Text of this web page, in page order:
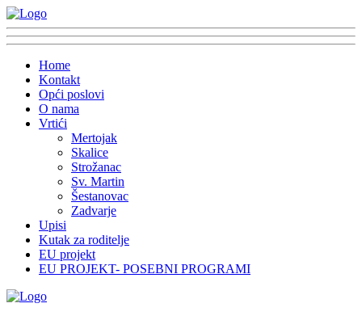
Home
Kontakt
Opći poslovi
O nama
Vrtići
Mertojak
Skalice
Strožanac
Sv. Martin
Šestanovac
Zadvarje
Upisi
Kutak za roditelje
EU projekt
EU PROJEKT- POSEBNI PROGRAMI